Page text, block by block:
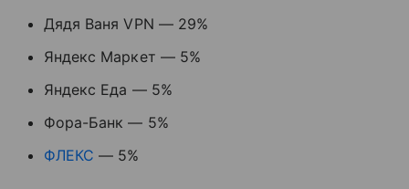
Дядя Ваня VPN — 29%
Яндекс Маркет — 5%
Яндекс Еда — 5%
Фора-Банк — 5%
ФЛЕКС — 5%